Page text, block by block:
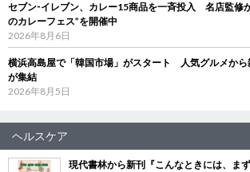
セブン‐イレブン、カレー15商品を一斉投入 名店監修
のカレーフェス”を開催中
2026年8月6日
横浜高島屋で「韓国市場」がスタート 人気グルメから
が集結
2026年8月5日
ヘルスケア
現代書林から新刊『こんなときには、ま